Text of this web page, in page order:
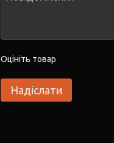
Оцініть товар
Надіслати